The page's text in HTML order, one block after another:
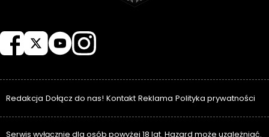
Redakcja Dołącz do nas! Kontakt Reklama Polityka prywatności
Serwis wyłącznie dla osób powyżej 18 lat. Hazard może uzależniać.